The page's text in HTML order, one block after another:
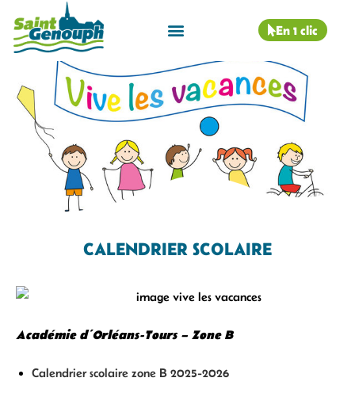
En 1 clic
CALENDRIER SCOLAIRE
Académie d’Orléans-Tours – Zone B
Calendrier scolaire zone B 2025-2026